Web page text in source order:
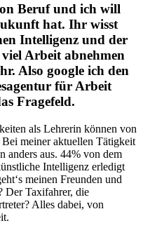
Beruf und ich will
hat. Ihr wisst
Intelligenz und der
Arbeit abnehmen
Also google ich den
für Arbeit
Fragefeld.
als Lehrerin können von
meiner aktuellen Tätigkeit
anders aus. 44% von dem
Intelligenz erledigt
meinen Freunden und
Der Taxifahrer, die
Alles dabei, von